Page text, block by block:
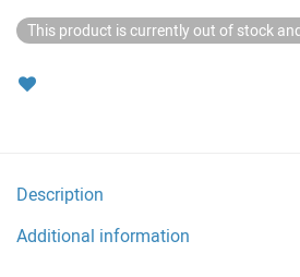
This product is currently out of stock
Description
Additional information